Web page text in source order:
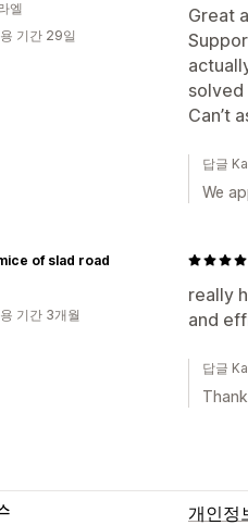
Great
solved
Can’t
엘
기간 29일
답글
We
really
and
of slad road
기간 3개월
답글
개인정